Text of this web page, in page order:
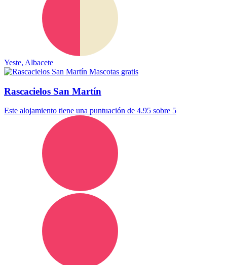
Yeste, Albacete
Mascotas gratis
Rascacielos San Martín
Este alojamiento tiene una puntuación de 4.95 sobre 5